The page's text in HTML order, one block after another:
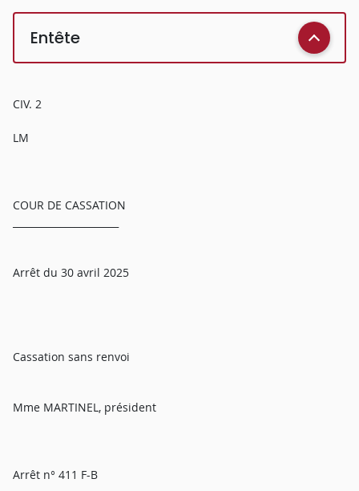
Entête
CIV. 2
LM
COUR DE CASSATION
Arrêt du 30 avril 2025
Cassation sans renvoi
Mme MARTINEL, président
Arrêt n° 411 F-B